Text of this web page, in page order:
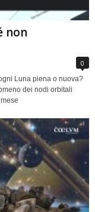
non
0
Luna piena o nuova?
dei nodi orbitali